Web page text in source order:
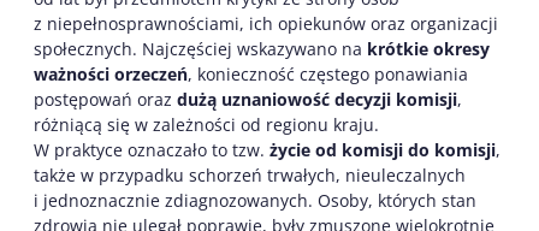
z niepełnosprawnościami, ich opiekunów oraz organizacji
społecznych. Najczęściej wskazywano na krótkie okresy
ważności orzeczeń, konieczność częstego ponawiania
postępowań oraz dużą uznaniowość decyzji komisji,
różniącą się w zależności od regionu kraju.
W praktyce oznaczało to tzw. życie od komisji do komisji,
także w przypadku schorzeń trwałych, nieuleczalnych
i jednoznacznie zdiagnozowanych. Osoby, których stan
zdrowia nie ulegał poprawie, były zmuszone wielokrotnie